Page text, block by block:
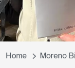
Home Moreno